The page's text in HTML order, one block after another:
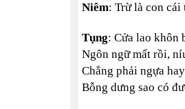
Niêm: Trừ là con cái
Tụng: Cửa lao khôn
Ngôn ngữ mất rồi,
Chẳng phải ngựa
Bỗng dưng sao có